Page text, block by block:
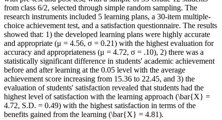
from class 6/2, selected through simple random sampling. The
research instruments included 5 learning plans, a 30-item multiple-
choice achievement test, and a satisfaction questionnaire. The results
showed that: 1) the developed learning plans were highly accurate
and appropriate (μ = 4.56, σ = 0.21) with the highest evaluation for
accuracy and appropriateness (μ = 4.72, σ = .10), 2) there was a
statistically significant difference in students' academic achievement
before and after learning at the 0.05 level with the average
achievement score increasing from 15.36 to 22.45, and 3) the
evaluation of students' satisfaction revealed that students had the
highest level of satisfaction with the learning approach (\bar{X} =
4.72, S.D. = 0.49) with the highest satisfaction in terms of the
benefits gained from the learning (\bar{X} = 4.81).